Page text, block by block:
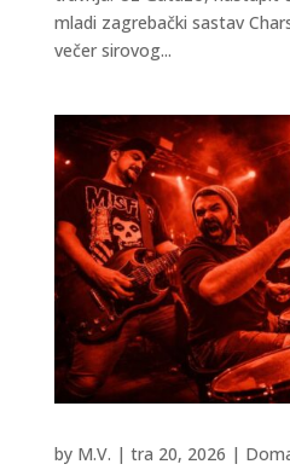
mladi zagrebački sastav
večer sirovog...
by M.V. | tra 20, 2026 |